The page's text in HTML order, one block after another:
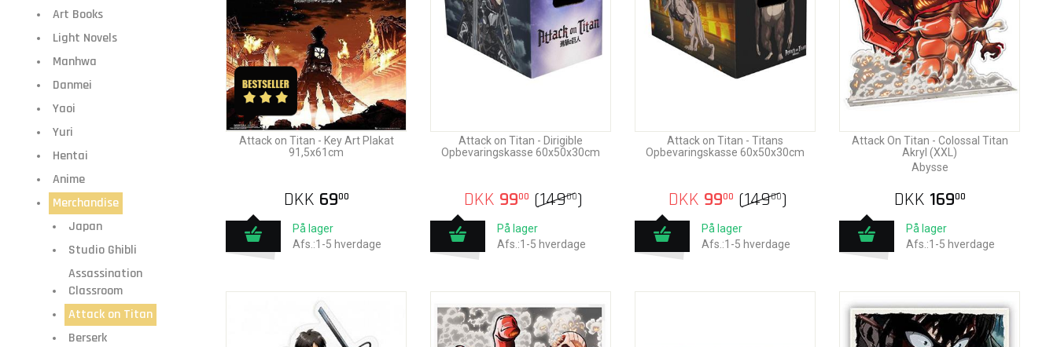
Art Books
Light Novels
Manhwa
Danmei
Yaoi
Yuri
Hentai
Anime
Merchandise
Japan
Studio Ghibli
Assassination
Classroom
Attack on Titan
Berserk
Attack on Titan - Key Art Plakat
91,5x61cm
DKK 6900
På lager
Afs.:1-5 hverdage
Attack on Titan - Dirigible
Opbevaringskasse 60x50x30cm
DKK 9900 (14900)
På lager
Afs.:1-5 hverdage
Attack on Titan - Titans
Opbevaringskasse 60x50x30cm
DKK 9900 (14900)
På lager
Afs.:1-5 hverdage
Attack On Titan - Colossal Titan
Akryl (XXL)
Abysse
DKK 16900
På lager
Afs.:1-5 hverdage